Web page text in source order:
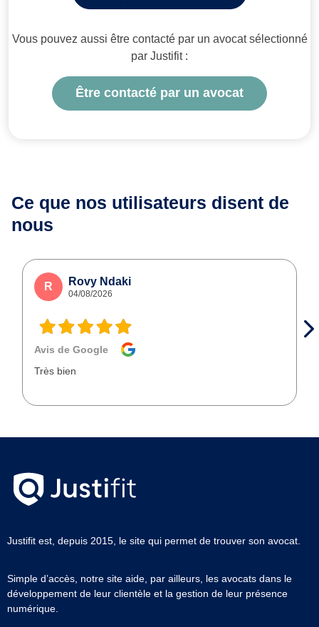
Vous pouvez aussi être contacté par un avocat sélectionné
par Justifit :
Être contacté par un avocat
Ce que nos utilisateurs disent de
nous
R Rovy Ndaki
04/08/2026
Avis de Google
Très bien
Justifit est, depuis 2015, le site qui permet de trouver son avocat.
Simple d’accès, notre site aide, par ailleurs, les avocats dans le
développement de leur clientèle et la gestion de leur présence
numérique.